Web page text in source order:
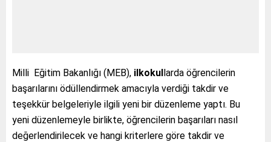
Milli Eğitim Bakanlığı (MEB), ilkokullarda öğrencilerin
başarılarını ödüllendirmek amacıyla verdiği takdir ve
teşekkür belgeleriyle ilgili yeni bir düzenleme yaptı. Bu
yeni düzenlemeyle birlikte, öğrencilerin başarıları nasıl
değerlendirilecek ve hangi kriterlere göre takdir ve